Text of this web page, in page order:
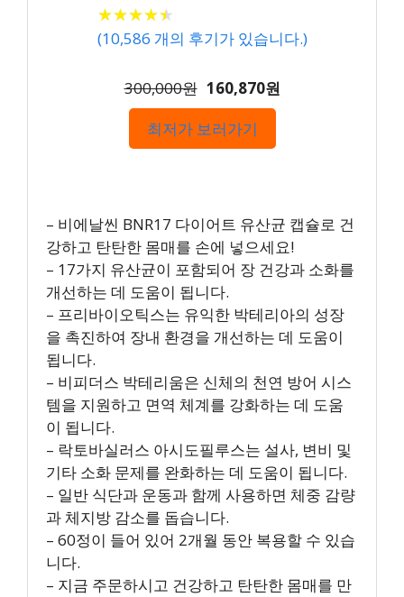
★★★★★
★★★★★
(10,586 개의 후기가 있습니다.)
300,000원 160,870원
최저가 보러가기
– 비에날씬 BNR17 다이어트 유산균 캡슐로 건
강하고 탄탄한 몸매를 손에 넣으세요!
– 17가지 유산균이 포함되어 장 건강과 소화를
개선하는 데 도움이 됩니다.
– 프리바이오틱스는 유익한 박테리아의 성장
을 촉진하여 장내 환경을 개선하는 데 도움이
됩니다.
– 비피더스 박테리움은 신체의 천연 방어 시스
템을 지원하고 면역 체계를 강화하는 데 도움
이 됩니다.
– 락토바실러스 아시도필루스는 설사, 변비 및
기타 소화 문제를 완화하는 데 도움이 됩니다.
– 일반 식단과 운동과 함께 사용하면 체중 감량
과 체지방 감소를 돕습니다.
– 60정이 들어 있어 2개월 동안 복용할 수 있습
니다.
– 지금 주문하시고 건강하고 탄탄한 몸매를 만